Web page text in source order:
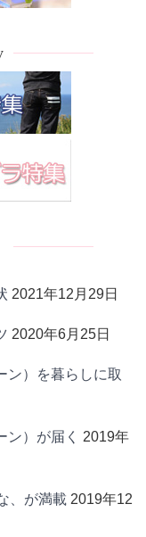
2021年12月29日
2020年6月25日
ン）を暮らしに取
ン）が届く
2019年
、が満載 2019年12